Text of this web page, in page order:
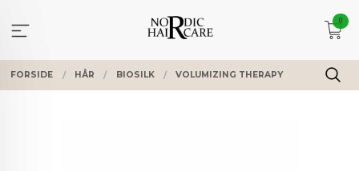
innholdet
0
FORSIDE HÅR BIOSILK VOLUMIZING THERAPY